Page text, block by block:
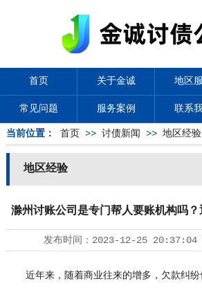
首页 关于金诚 地区
常见问题 服务案例 联系
当前位置： 首页 >> 讨债新闻 >> 地区经验
地区经验
滁州讨账公司是专门帮人要账机构吗
发布时间： 2023-12-25 20:37:04
近年来，随着商业往来的增多，欠款纠纷